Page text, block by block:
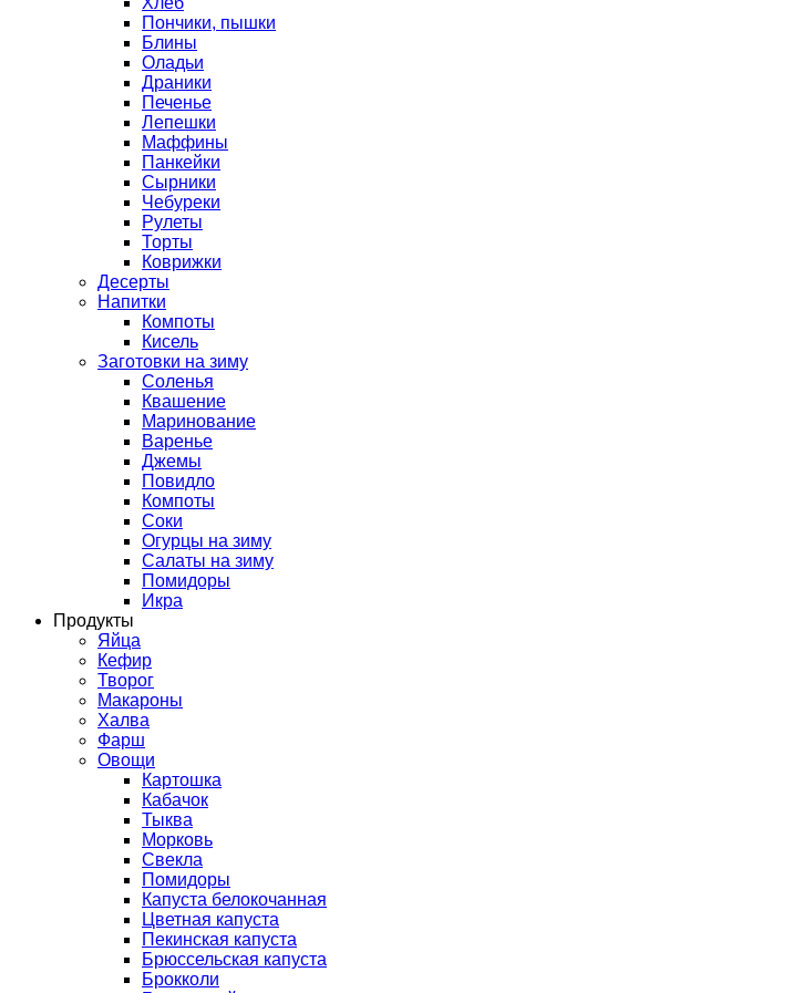
Пончики, пышки
Блины
Оладьи
Драники
Печенье
Лепешки
Маффины
Панкейки
Сырники
Чебуреки
Рулеты
Торты
Коврижки
Десерты
Напитки
Компоты
Кисель
Заготовки на зиму
Соленья
Квашение
Маринование
Варенье
Джемы
Повидло
Компоты
Соки
Огурцы на зиму
Салаты на зиму
Помидоры
Икра
Продукты
Яйца
Кефир
Творог
Макароны
Халва
Фарш
Овощи
Картошка
Кабачок
Тыква
Морковь
Свекла
Помидоры
Капуста белокочанная
Цветная капуста
Пекинская капуста
Брюссельская капуста
Брокколи